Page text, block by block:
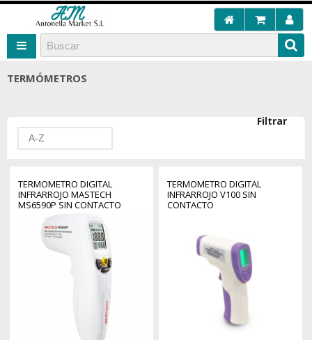
TERMÓMETROS
Filtrar
A-Z
TERMOMETRO DIGITAL
INFRARROJO MASTECH
MS6590P SIN CONTACTO
TERMOMETRO DIGITAL
INFRARROJO V100 SIN
CONTACTO